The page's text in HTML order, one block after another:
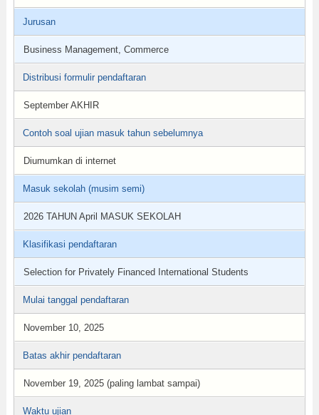
Jurusan
Business Management, Commerce
Distribusi formulir pendaftaran
September AKHIR
Contoh soal ujian masuk tahun sebelumnya
Diumumkan di internet
Masuk sekolah (musim semi)
2026 TAHUN April MASUK SEKOLAH
Klasifikasi pendaftaran
Selection for Privately Financed International Students
Mulai tanggal pendaftaran
November 10, 2025
Batas akhir pendaftaran
November 19, 2025 (paling lambat sampai)
Waktu ujian